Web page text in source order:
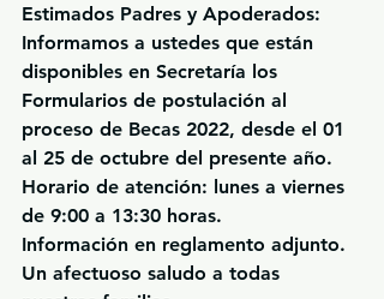
Estimados Padres y Apoderados:
Informamos a ustedes que están
disponibles en Secretaría los
Formularios de postulación al
proceso de Becas 2022, desde el 01
al 25 de octubre del presente año.
Horario de atención: lunes a viernes
de 9:00 a 13:30 horas.
Información en reglamento adjunto.
Un afectuoso saludo a todas